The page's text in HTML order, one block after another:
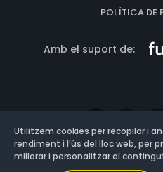
POLÍTICA DE
Amb el suport de:
Utilitzem cookies per recopilar i
rendiment i l’ús del lloc web, per
millorar i personalitzar el